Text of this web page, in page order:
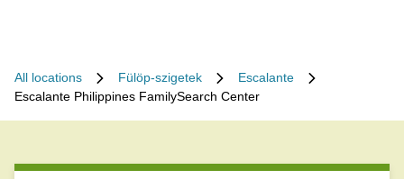
All locations Fülöp-szigetek
Escalante
Escalante Philippines FamilySearch Center